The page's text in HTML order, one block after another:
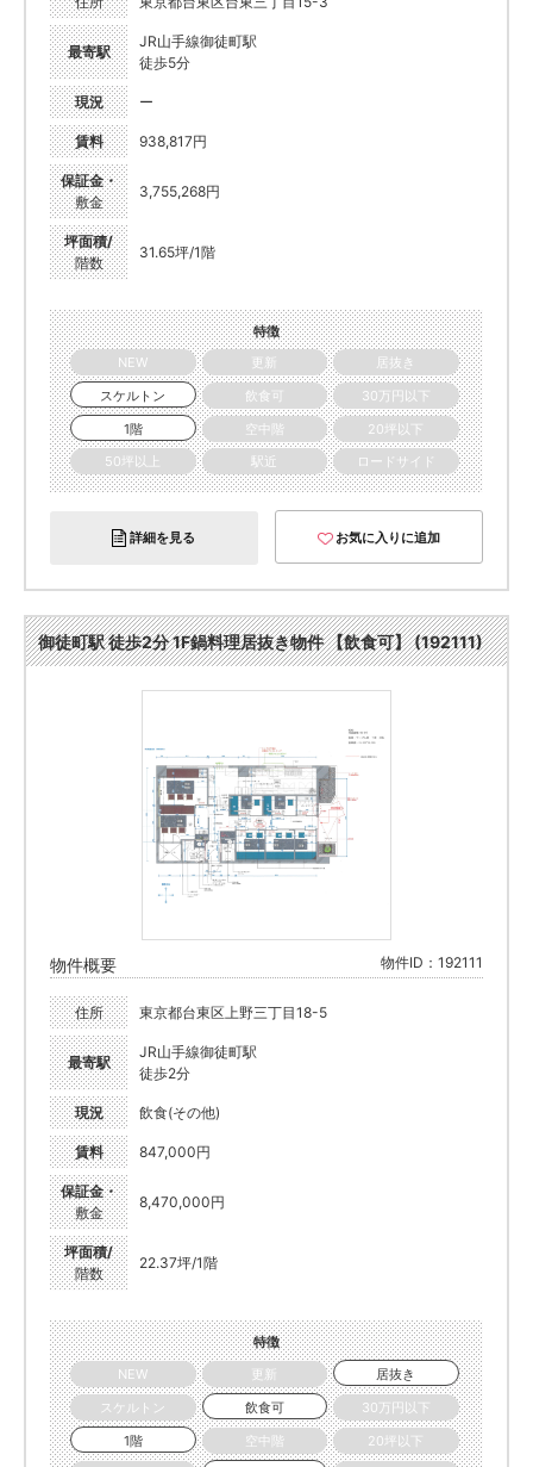
最寄駅
JR山手線御徒町駅
徒歩5分
現況 ー
賃料 938,817円
保証金・
敷金
3,755,268円
坪面積/
階数
31.65坪/1階
特徴
NEW
更新
居抜き
スケルトン
飲食可
30万円以下
1階
空中階
20坪以下
50坪以上
駅近 ロードサイド
詳細を見る お気に入りに追加
御徒町駅 徒歩2分 1F鍋料理居抜き物件 【飲食可】 (192111)
物件概要 物件ID：192111
住所 東京都台東区上野三丁目18-5
最寄駅
JR山手線御徒町駅
徒歩2分
現況 飲食(その他)
賃料 847,000円
保証金・
敷金
8,470,000円
坪面積/
階数
22.37坪/1階
特徴
NEW
更新
居抜き
スケルトン
飲食可
30万円以下
1階
空中階
20坪以下